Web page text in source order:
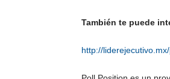
También te puede
http://